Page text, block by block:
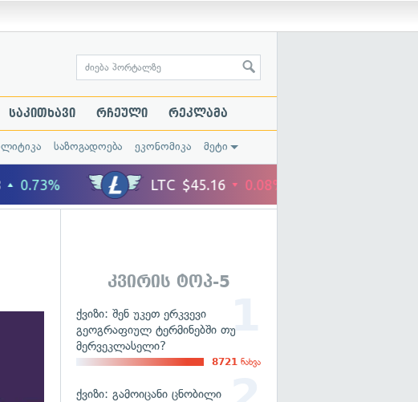
საკითხავი რჩეული რეკლამა
საზოგადოება ეკონომიკა მეტი
კვირის ტოპ-5
ქვიზი: შენ უკეთ ერკვევი
გეოგრაფიულ ტერმინებში თუ
მერვეკლასელი?
8721 ნახვა
ქვიზი: გამოიცანი ცნობილი